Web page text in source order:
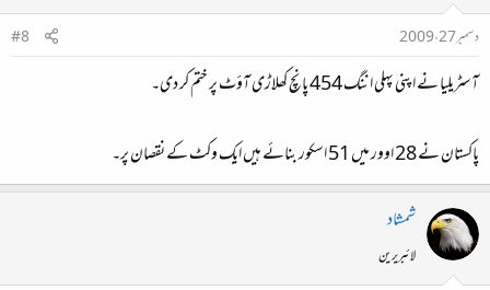
دسمبر 27، 2009
#8
آسٹریلیا نے اپنی پہلی اننگ 454 پانچ کھلاڑی آؤٹ پر ختم کر دی۔
پاکستان نے 28 اوور میں 51 اسکور بنائے ہیں ایک وکٹ کے نقصان پر۔
شمشاد
لائبریرین